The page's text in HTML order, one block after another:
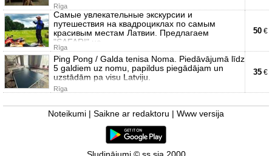
Rīga
Самые увлекательные экскурсии и
путешествия на квадроциклах по самым
красивым местам Латвии. Предлагаем
"SAFARI" на
Rīga
50 €
Ping Pong / Galda tenisa Noma. Piedāvājumā līdz
5 galdiem uz nomu, papildus piegādājam un
uzstādām pa visu Latviju.
Rīga
35 €
Noteikumi Saikne ar redaktoru Www versija